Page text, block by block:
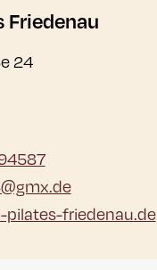
Friedenau
24
pilates-friedenau.de